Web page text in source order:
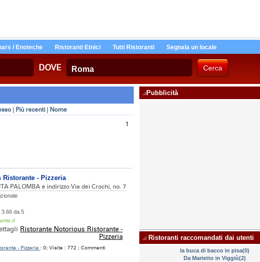
/ Enoteche Ristoranti Etnici Tutti Ristoranti Segnala un locale
DOVE
Più recenti Nome
1
Ristorante - Pizzeria
PALOMBA e indirizzo Via dei Crochi, no. 7
3.66 da 5
Ristorante Notorious Ristorante -
Pizzeria
- Pizzeria : 0; Visite : 772 ; Commenti
Pubblicità
Ristoranti raccomandati dai utenti
la buca di bacco in pisa(0)
Da Marietto in Viggiù(2)